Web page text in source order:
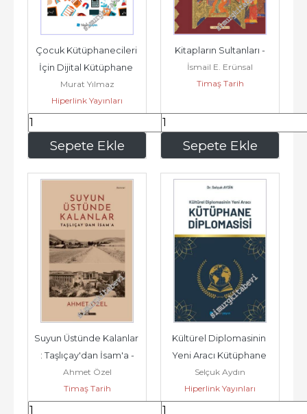
Sepete Ekle
Çocuk Kütüphanecileri
İçin Dijital Kütüphane
Oluşturma Rehberi -
Murat Yılmaz
Hiperlink Yayınları
600,00 Sepete Ekle
Kitapların Sultanları -
İsmail E. Erünsal
Timaş Tarih
187,50
Suyun Üstünde Kalanlar
: Taşlıçay'dan İsam'a -
Ahmet Özel
Timaş Tarih
Kültürel Diplomasinin
Yeni Aracı Kütüphane
Diplomasisi -
Selçuk Aydın
Hiperlink Yayınları